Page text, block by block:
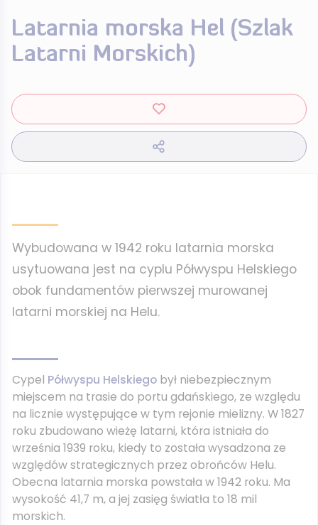
Latarnia morska Hel (Szlak
Latarni Morskich)
Wybudowana w 1942 roku latarnia morska
usytuowana jest na cyplu Półwyspu Helskiego
obok fundamentów pierwszej murowanej
latarni morskiej na Helu.
Cypel Półwyspu Helskiego był niebezpiecznym
miejscem na trasie do portu gdańskiego, ze względu
na licznie występujące w tym rejonie mielizny. W 1827
roku zbudowano wieżę latarni, która istniała do
września 1939 roku, kiedy to została wysadzona ze
względów strategicznych przez obrońców Helu.
Obecna latarnia morska powstała w 1942 roku. Ma
wysokość 41,7 m, a jej zasięg światła to 18 mil
morskich.